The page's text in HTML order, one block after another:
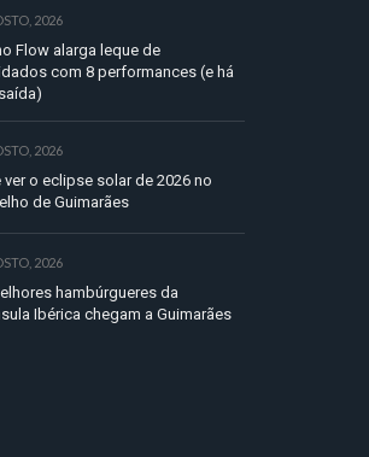
2026
Flow alarga leque de
com 8 performances (e há
2026
ver o eclipse solar de 2026 no
de Guimarães
2026
hambúrgueres da
Ibérica chegam a Guimarães